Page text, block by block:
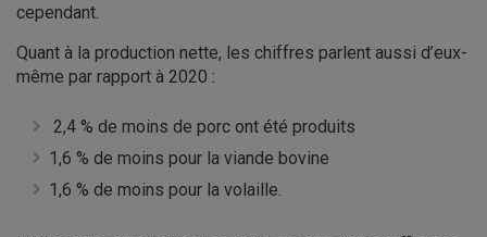
cependant.
Quant à la production nette, les chiffres parlent aussi d’eux-
même par rapport à 2020 :
2,4 % de moins de porc ont été produits
1,6 % de moins pour la viande bovine
1,6 % de moins pour la volaille.